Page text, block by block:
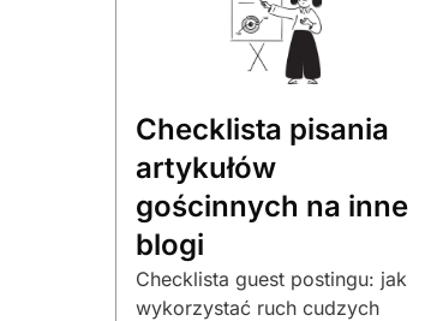
Checklista pisania
artykułów
gościnnych na inne
blogi
Checklista guest postingu: jak
wykorzystać ruch cudzych